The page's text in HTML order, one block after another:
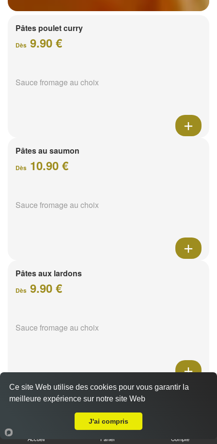
Pâtes poulet curry
Dès 9.90 €
Sauce fromage au choix
Pâtes au saumon
Dès 10.90 €
Sauce fromage au choix
Pâtes aux lardons
Dès 9.90 €
Sauce fromage au choix
Pâtes au poulet
Accueil Panier Compte
Ce site Web utilise des cookies pour vous garantir la
meilleure expérience sur notre site Web
J'ai compris